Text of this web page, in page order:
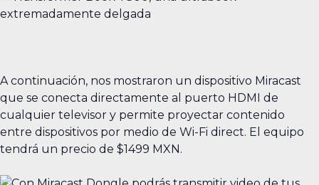
A continuación, nos mostraron un dispositivo Miracast
que se conecta directamente al puerto HDMI de
cualquier televisor y permite proyectar contenido
entre dispositivos por medio de Wi-Fi direct. El equipo
tendrá un precio de $1499 MXN.